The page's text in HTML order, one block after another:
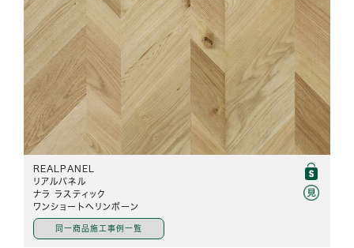
REALPANEL
リアルパネル
ナラ ラスティック
ワンショートヘリンボーン
同一商品施工事例一覧